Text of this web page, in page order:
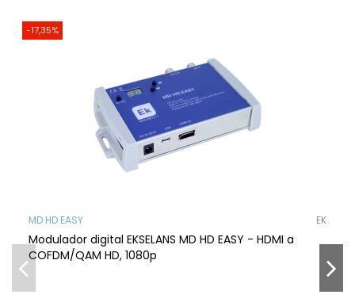
-17,35%
MD HD EASY EK
Modulador digital EKSELANS MD HD EASY - HDMI a
COFDM/QAM HD, 1080p